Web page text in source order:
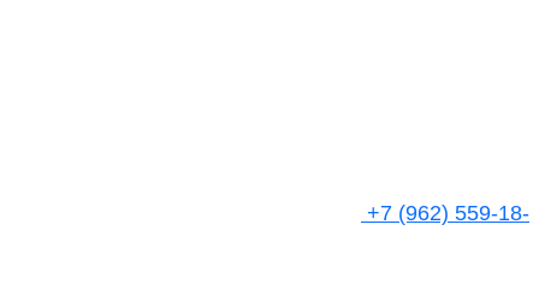
+7 (962) 559-18-